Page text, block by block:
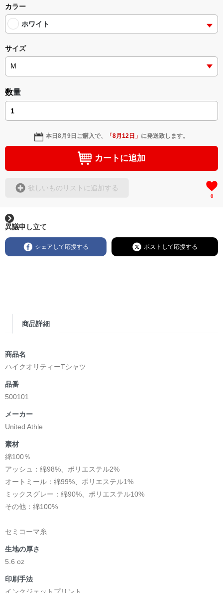
カラー
ホワイト
サイズ
数量
本日8月9日 ご購入で、 「8月12日 」 に発送致します。
カートに追加
欲しいものリストに追加する
0
異議申し立て
シェアして応援する ポストして応援する
商品詳細
商品名
ハイクオリティーTシャツ
品番
500101
メーカー
United Athle
素材
綿100％
アッシュ：綿98%、ポリエステル2%
オートミール：綿99%、ポリエステル1%
ミックスグレー：綿90%、ポリエステル10%
その他：綿100%
セミコーマ糸
生地の厚さ
5.6 oz
印刷手法
インクジェットプリント